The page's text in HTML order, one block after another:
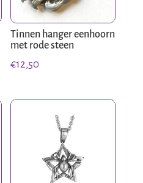
Tinnen hanger eenhoorn
met rode steen
€12,50